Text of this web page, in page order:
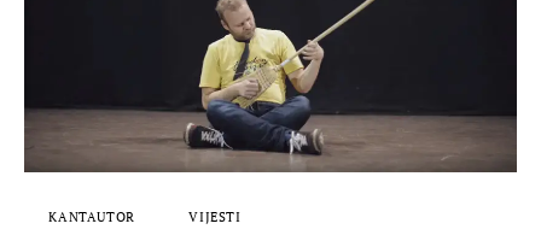
KANTAUTOR VIJESTI